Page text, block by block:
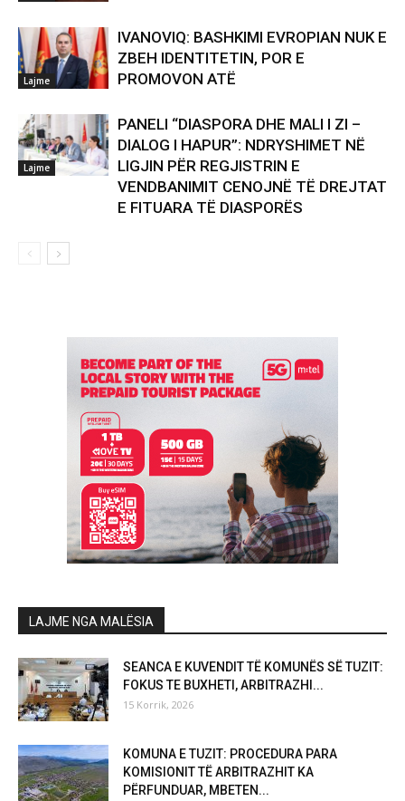
Lajme
IVANOVIQ: BASHKIMI EVROPIAN NUK E
ZBEH IDENTITETIN, POR E
PROMOVON ATË
Lajme
PANELI “DIASPORA DHE MALI I ZI –
DIALOG I HAPUR”: NDRYSHIMET NË
LIGJIN PËR REGJISTRIN E
VENDBANIMIT CENOJNË TË DREJTAT
E FITUARA TË DIASPORËS
LAJME NGA MALËSIA
SEANCA E KUVENDIT TË KOMUNËS SË TUZIT:
FOKUS TE BUXHETI, ARBITRAZHI...
15 Korrik, 2026
KOMUNA E TUZIT: PROCEDURA PARA
KOMISIONIT TË ARBITRAZHIT KA
PËRFUNDUAR, MBETEN...